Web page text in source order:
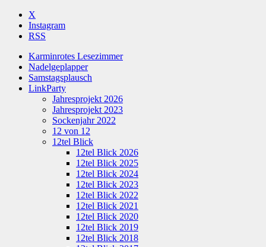
X
Instagram
RSS
Karminrotes Lesezimmer
Nadelgeplapper
Samstagsplausch
LinkParty
Jahresprojekt 2026
Jahresprojekt 2023
Sockenjahr 2022
12 von 12
12tel Blick
12tel Blick 2026
12tel Blick 2025
12tel Blick 2024
12tel Blick 2023
12tel Blick 2022
12tel Blick 2021
12tel Blick 2020
12tel Blick 2019
12tel Blick 2018